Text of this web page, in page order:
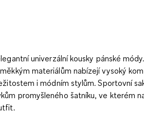
univerzální kousky pánské
materiálům nabízejí vysoký
i módním stylům. Sportovní
promyšleného šatníku, ve kterém